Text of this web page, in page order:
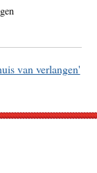
van verlangen'